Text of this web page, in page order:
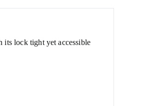
its lock tight yet accessible